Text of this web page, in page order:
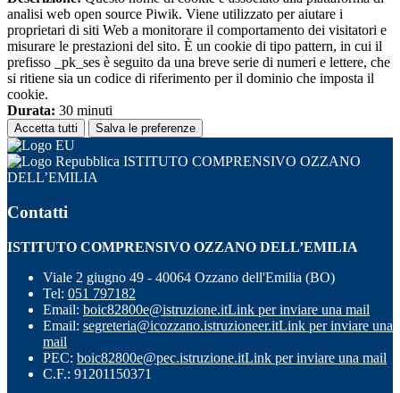
analisi web open source Piwik. Viene utilizzato per aiutare i
proprietari di siti Web a monitorare il comportamento dei visitatori e
misurare le prestazioni del sito. È un cookie di tipo pattern, in cui il
prefisso _pk_ses è seguito da una breve serie di numeri e lettere, che
si ritiene sia un codice di riferimento per il dominio che imposta il
cookie.
Durata: 30 minuti
Accetta tutti Salva le preferenze
ISTITUTO COMPRENSIVO OZZANO
DELL’EMILIA
Contatti
ISTITUTO COMPRENSIVO OZZANO DELL’EMILIA
Viale 2 giugno 49 - 40064 Ozzano dell'Emilia (BO)
Tel: 051 797182
Email: boic82800e@istruzione.itLink per inviare una mail
Email: segreteria@icozzano.istruzioneer.itLink per inviare una
mail
PEC: boic82800e@pec.istruzione.itLink per inviare una mail
C.F.: 91201150371